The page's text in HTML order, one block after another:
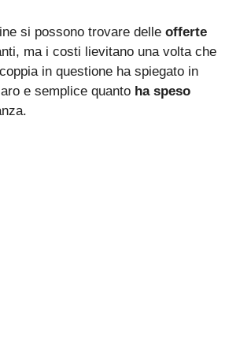
si possono trovare delle offerte
ma i costi lievitano una volta che
in questione ha spiegato in
e semplice quanto ha speso